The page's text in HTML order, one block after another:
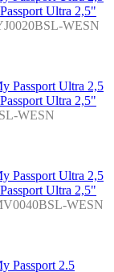
Ultra 2,5"
WESN
Ultra 2,5"
WESN
Ultra 2,5"
WESN